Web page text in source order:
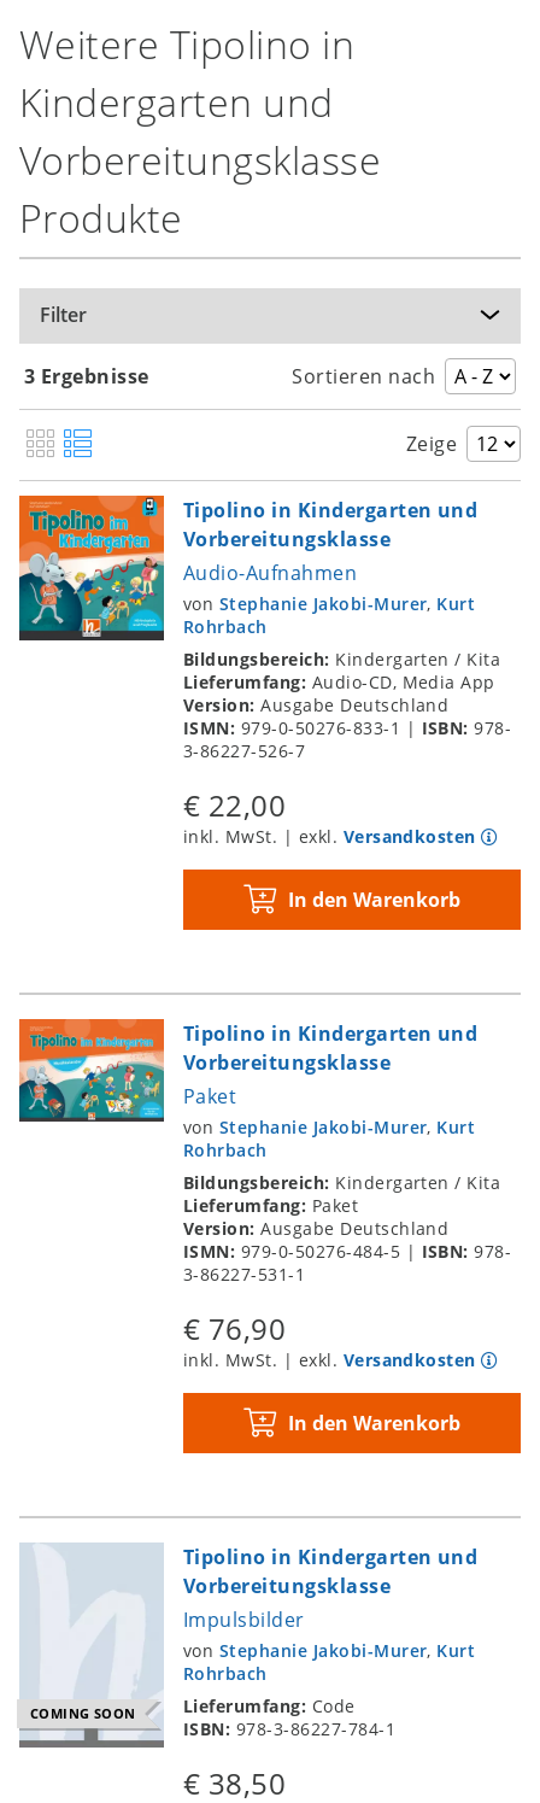
Weitere Tipolino in
Kindergarten und
Vorbereitungsklasse
Produkte
Filter
3 Ergebnisse Sortieren nach
Zeige
Tipolino in Kindergarten und
Vorbereitungsklasse
Audio-Aufnahmen
von Stephanie Jakobi-Murer, Kurt
Rohrbach
Bildungsbereich: Kindergarten / Kita
Lieferumfang: Audio-CD, Media App
Version:Ausgabe Deutschland
ISMN: 979-0-50276-833-1 | ISBN:978-
3-86227-526-7
€ 22,00
inkl. MwSt. | exkl. Versandkosten
In den Warenkorb
Tipolino in Kindergarten und
Vorbereitungsklasse
Paket
von Stephanie Jakobi-Murer, Kurt
Rohrbach
Bildungsbereich: Kindergarten / Kita
Lieferumfang: Paket
Version:Ausgabe Deutschland
ISMN: 979-0-50276-484-5 | ISBN:978-
3-86227-531-1
€ 76,90
inkl. MwSt. | exkl. Versandkosten
In den Warenkorb
COMING SOON
Tipolino in Kindergarten und
Vorbereitungsklasse
Impulsbilder
von Stephanie Jakobi-Murer, Kurt
Rohrbach
Lieferumfang: Code
ISBN: 978-3-86227-784-1
€ 38,50